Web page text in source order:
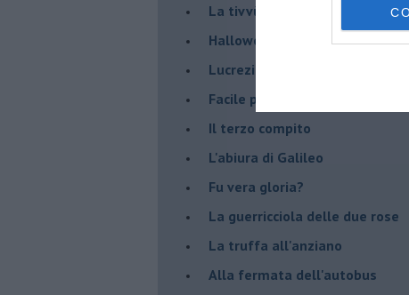
La tivvù pallonara
Halloween
​Lucrezia Borgia, una storia di
Facile profezia
Il terzo compito
L'abiura di Galileo
Fu vera gloria?
La guerricciola delle due rose
La truffa all'anziano
Alla fermata dell'autobus